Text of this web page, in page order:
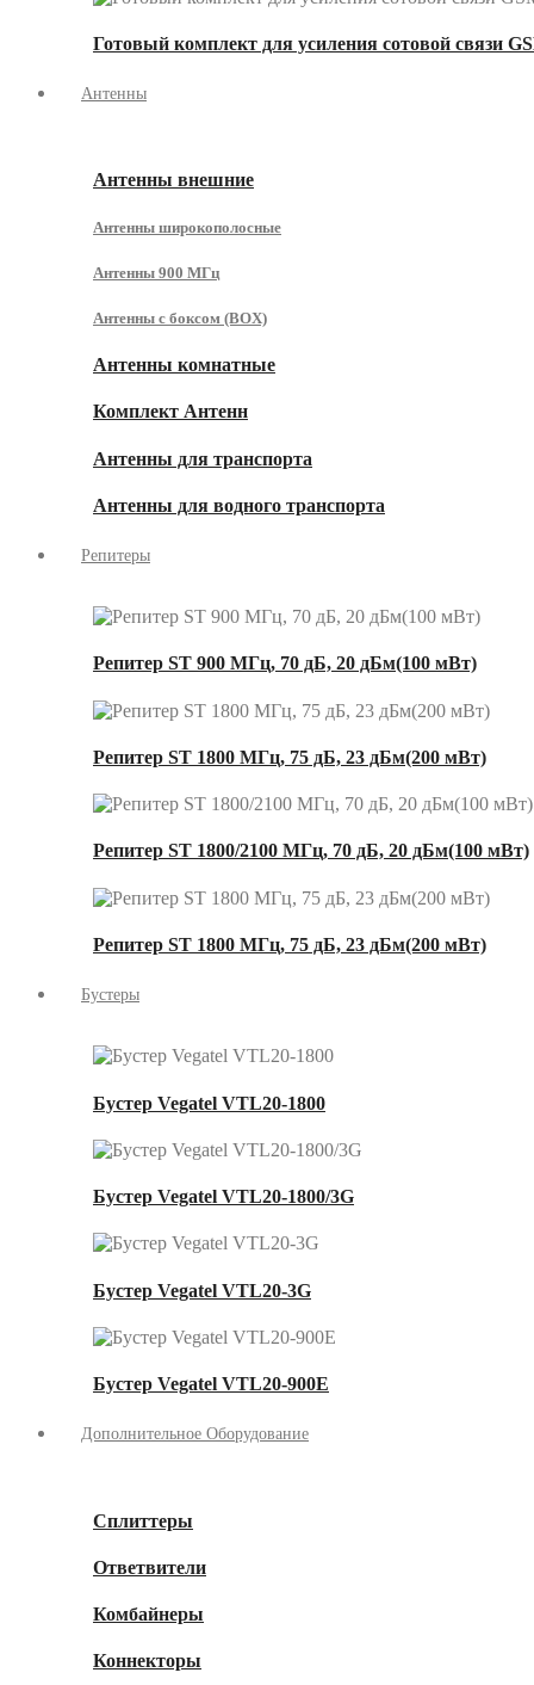
Готовый комплект для усиления сотовой связи
Антенны
Антенны внешние
Антенны широкополосные
Антенны 900 МГц
Антенны с боксом (BOX)
Антенны комнатные
Комплект Антенн
Антенны для транспорта
Антенны для водного транспорта
Репитеры
Репитер ST 900 МГц, 70 дБ, 20 дБм(100 мВт)
Репитер ST 1800 МГц, 75 дБ, 23 дБм(200 мВт)
Репитер ST 1800/2100 МГц, 70 дБ, 20 дБм(100 мВт)
Репитер ST 1800 МГц, 75 дБ, 23 дБм(200 мВт)
Бустеры
Бустер Vegatel VTL20-1800
Бустер Vegatel VTL20-1800/3G
Бустер Vegatel VTL20-3G
Бустер Vegatel VTL20-900E
Дополнительное Оборудование
Сплиттеры
Ответвители
Комбайнеры
Коннекторы